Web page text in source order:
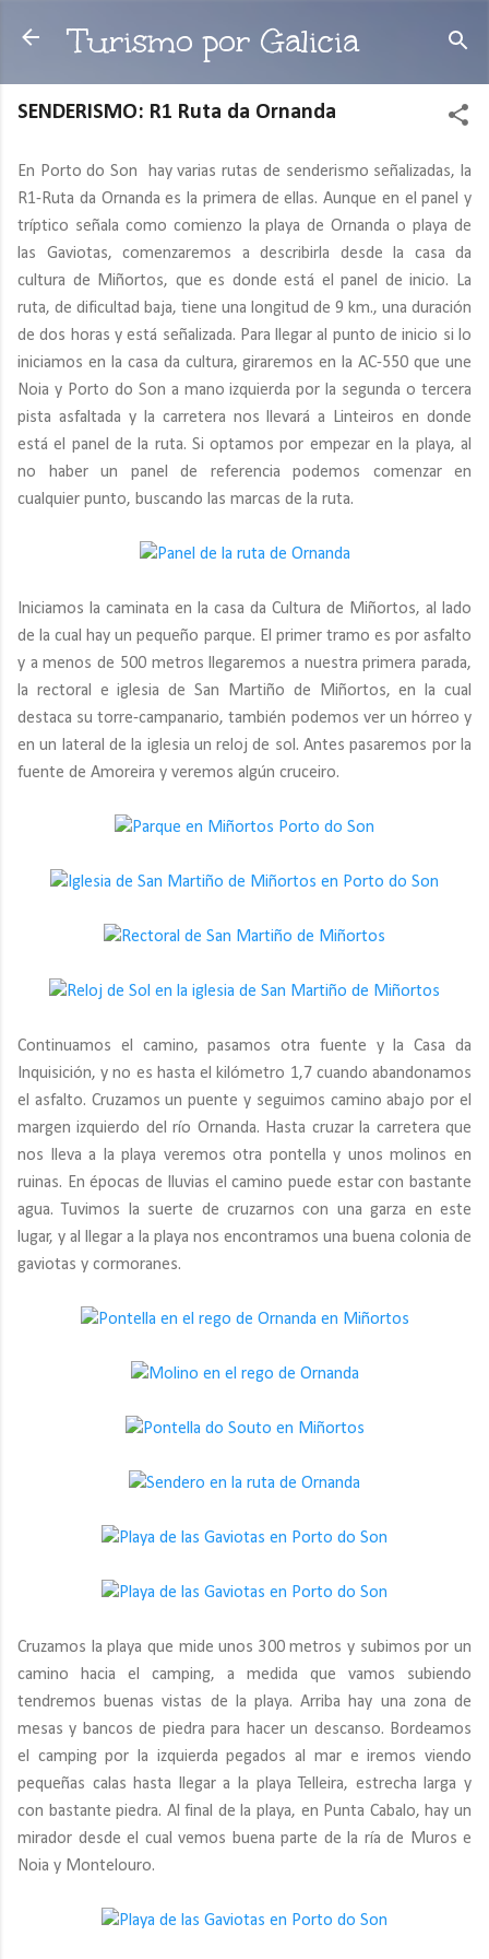
Ir al contenido principal
Turismo por Galicia
SENDERISMO: R1 Ruta da Ornanda
En Porto do Son hay varias rutas de senderismo señalizadas, la
R1-Ruta da Ornanda es la primera de ellas. Aunque en el panel y
tríptico señala como comienzo la playa de Ornanda o playa de
las Gaviotas, comenzaremos a describirla desde la casa da
cultura de Miñortos, que es donde está el panel de inicio. La
ruta, de dificultad baja, tiene una longitud de 9 km., una duración
de dos horas y está señalizada. Para llegar al punto de inicio si lo
iniciamos en la casa da cultura, giraremos en la AC-550 que une
Noia y Porto do Son a mano izquierda por la segunda o tercera
pista asfaltada y la carretera nos llevará a Linteiros en donde
está el panel de la ruta. Si optamos por empezar en la playa, al
no haber un panel de referencia podemos comenzar en
cualquier punto, buscando las marcas de la ruta.
Iniciamos la caminata en la casa da Cultura de Miñortos, al lado
de la cual hay un pequeño parque. El primer tramo es por asfalto
y a menos de 500 metros llegaremos a nuestra primera parada,
la rectoral e iglesia de San Martiño de Miñortos, en la cual
destaca su torre-campanario, también podemos ver un hórreo y
en un lateral de la iglesia un reloj de sol. Antes pasaremos por la
fuente de Amoreira y veremos algún cruceiro.
Continuamos el camino, pasamos otra fuente y la Casa da
Inquisición, y no es hasta el kilómetro 1,7 cuando abandonamos
el asfalto. Cruzamos un puente y seguimos camino abajo por el
margen izquierdo del río Ornanda. Hasta cruzar la carretera que
nos lleva a la playa veremos otra pontella y unos molinos en
ruinas. En épocas de lluvias el camino puede estar con bastante
agua. Tuvimos la suerte de cruzarnos con una garza en este
lugar, y al llegar a la playa nos encontramos una buena colonia de
gaviotas y cormoranes.
Cruzamos la playa que mide unos 300 metros y subimos por un
camino hacia el camping, a medida que vamos subiendo
tendremos buenas vistas de la playa. Arriba hay una zona de
mesas y bancos de piedra para hacer un descanso. Bordeamos
el camping por la izquierda pegados al mar e iremos viendo
pequeñas calas hasta llegar a la playa Telleira, estrecha larga y
con bastante piedra. Al final de la playa, en Punta Cabalo, hay un
mirador desde el cual vemos buena parte de la ría de Muros e
Noia y Montelouro.